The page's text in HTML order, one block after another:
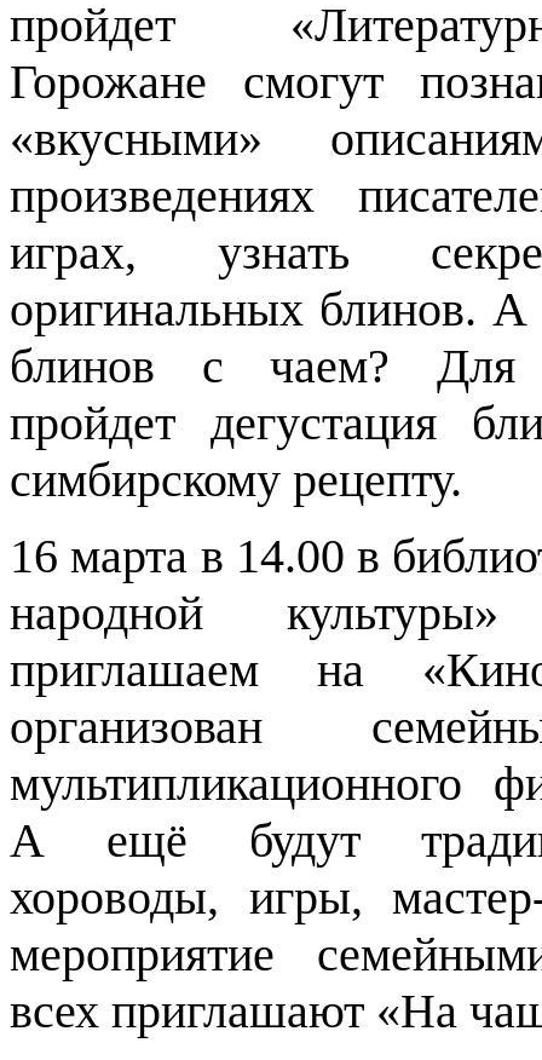
пройдет
Горожане смогут
«вкусными»
произведениях
играх, узнать
оригинальных блинов. А
блинов с чаем? Для
пройдет дегустация
симбирскому рецепту.
16 марта в 14.00 в
народной
приглашаем на
организован
мультипликационного
А ещё будут
хороводы, игры,
мероприятие
всех приглашают «На